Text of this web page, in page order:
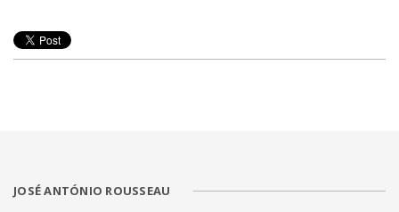
JOSÉ ANTÓNIO ROUSSEAU